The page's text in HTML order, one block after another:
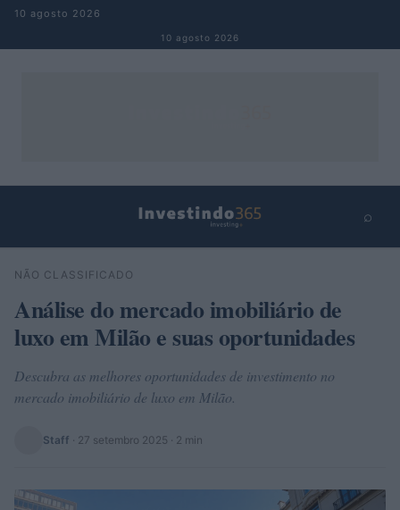
Pular para o conteúdo
10 agosto 2026
10 agosto 2026
⌕
Buscar
NÃO CLASSIFICADO
Análise do mercado imobiliário de
luxo em Milão e suas oportunidades
Descubra as melhores oportunidades de investimento no
mercado imobiliário de luxo em Milão.
Staff · 27 setembro 2025 · 2 min